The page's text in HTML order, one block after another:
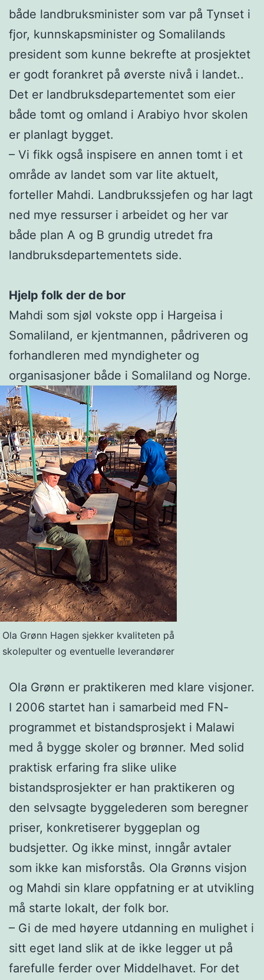
både landbruksminister som var på Tynset i
fjor, kunnskapsminister og Somalilands
president som kunne bekrefte at prosjektet
er godt forankret på øverste nivå i landet..
Det er landbruksdepartementet som eier
både tomt og omland i Arabiyo hvor skolen
er planlagt bygget.
– Vi fikk også inspisere en annen tomt i et
område av landet som var lite aktuelt,
forteller Mahdi. Landbrukssjefen og har lagt
ned mye ressurser i arbeidet og her var
både plan A og B grundig utredet fra
landbruksdepartementets side.
Hjelp folk der de bor
Mahdi som sjøl vokste opp i Hargeisa i
Somaliland, er kjentmannen, pådriveren og
forhandleren med myndigheter og
organisasjoner både i Somaliland og Norge.
Ola Grønn Hagen sjekker kvaliteten på
skolepulter og eventuelle leverandører
Ola Grønn er praktikeren med klare visjoner.
I 2006 startet han i samarbeid med FN-
programmet et bistandsprosjekt i Malawi
med å bygge skoler og brønner. Med solid
praktisk erfaring fra slike ulike
bistandsprosjekter er han praktikeren og
den selvsagte byggelederen som beregner
priser, konkretiserer byggeplan og
budsjetter. Og ikke minst, inngår avtaler
som ikke kan misforstås. Ola Grønns visjon
og Mahdi sin klare oppfatning er at utvikling
må starte lokalt, der folk bor.
– Gi de med høyere utdanning en mulighet i
sitt eget land slik at de ikke legger ut på
farefulle ferder over Middelhavet. For det